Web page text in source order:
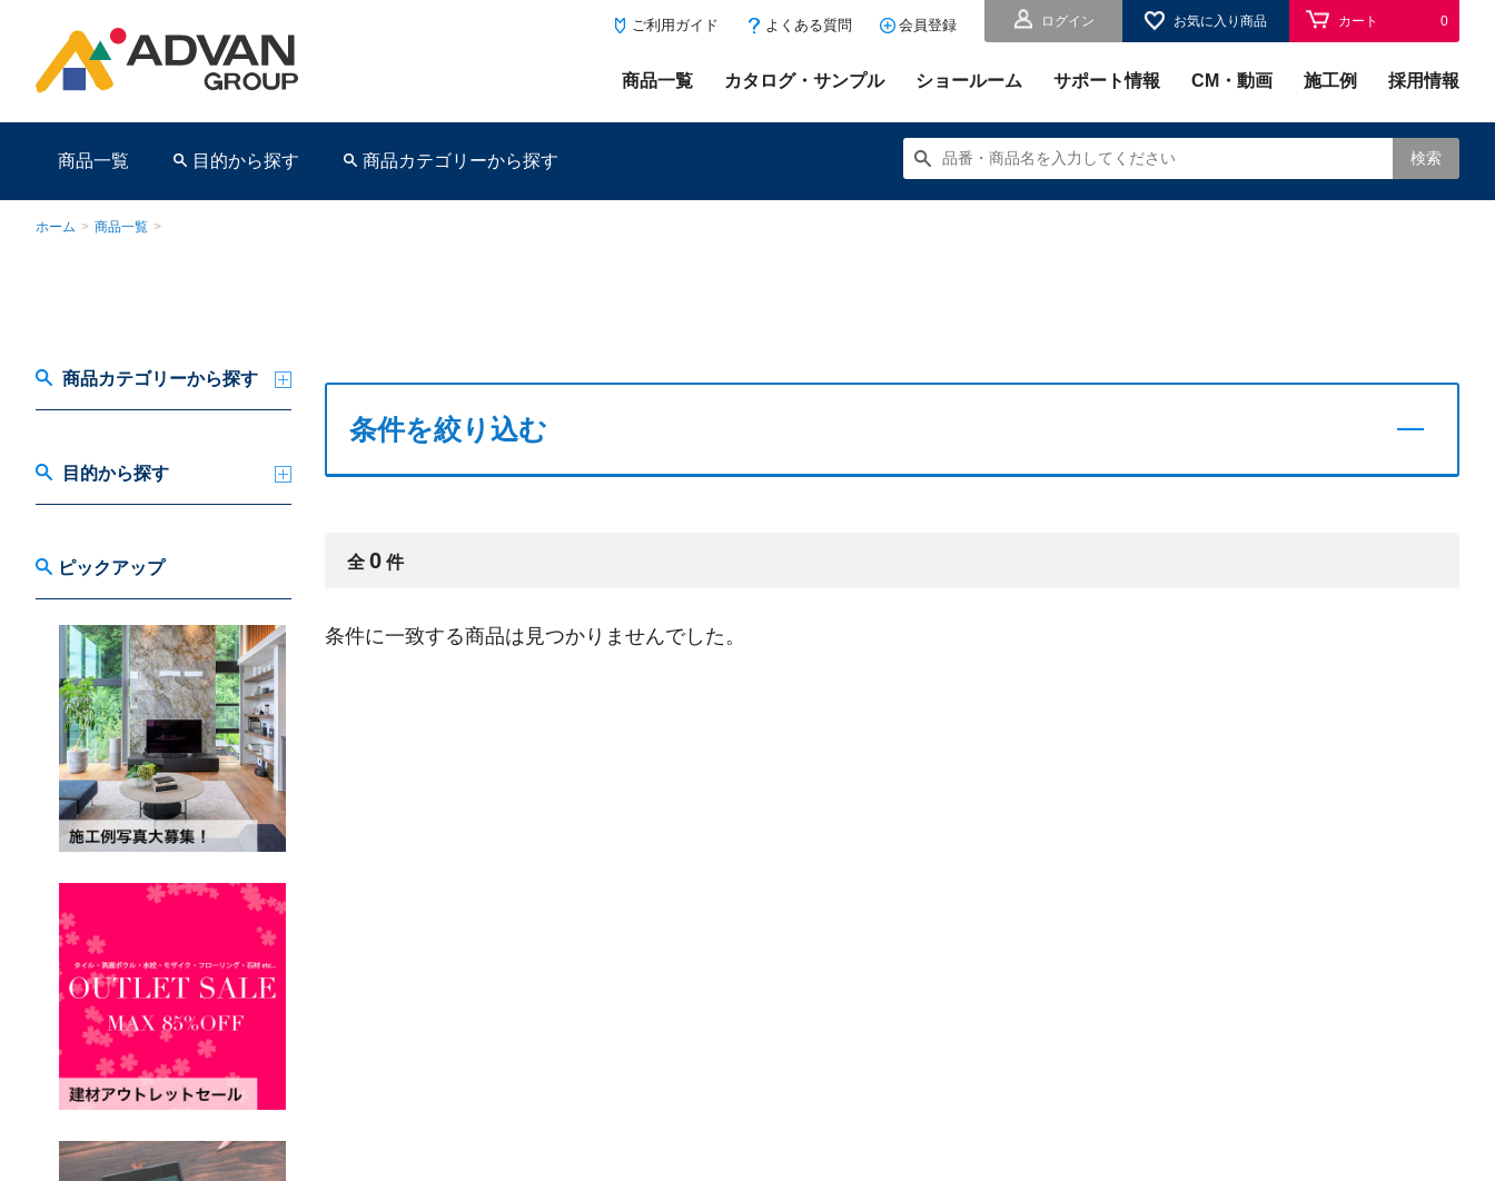
ログイン お気に入り商品 カート 0
ご利用ガイド よくある質問 会員登録
商品一覧 カタログ・サンプル ショールーム サポート情報 CM・動画 施工例 採用情報
商品一覧 目的から探す 商品カテゴリーから探す 検索
ホーム > 商品一覧 >
商品カテゴリーから探す
目的から探す
ピックアップ
条件を絞り込む
全 0 件
条件に一致する商品は見つかりませんでした。